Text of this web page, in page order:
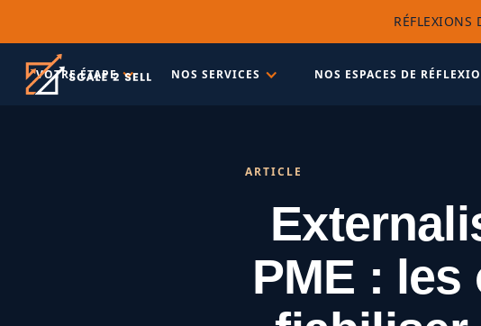
RÉFLEXIONS
VOTRE ÉTAPE NOS SERVICES NOS ESPACES DE
ARTICLE
PME :